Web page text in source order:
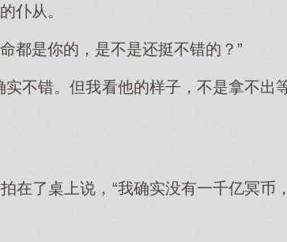
仆从。
都是你的，是不是还挺不错的？”
实不错。但我看他的样子，不是拿不出
在了桌上说，“我确实没有一千亿冥币